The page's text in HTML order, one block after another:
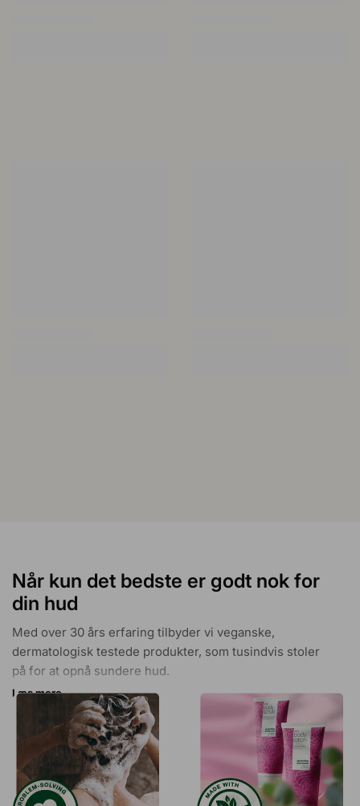
Når kun det bedste er godt nok for
din hud
Med over 30 års erfaring tilbyder vi veganske,
dermatologisk testede produkter, som tusindvis stoler
på for at opnå sundere hud.
Med mere end 30.000 positive anmeldelser og
adskillige priser, er vi her for at sikre din fulde
tilfredshed med vores problemløsende produkter.
Læs mere